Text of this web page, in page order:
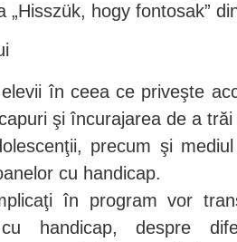
„Hisszük, hogy fontosak”
în ceea ce priveşte
şi încurajarea de a
precum şi
cu handicap.
în program vor
cu handicap, despre